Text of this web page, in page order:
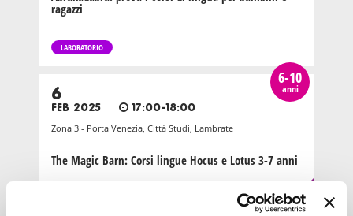
ragazzi
LABORATORIO
6-10
anni
6
FEB 2025 17:00-18:00
Zona 3 - Porta Venezia, Città Studi, Lambrate
The Magic Barn: Corsi lingue Hocus e Lotus 3-7 anni